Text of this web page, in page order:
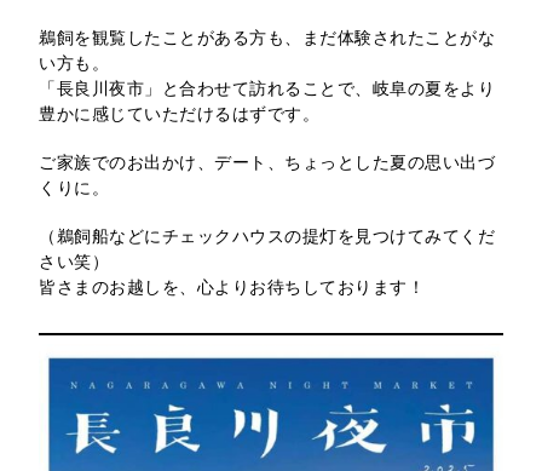
鵜飼を観覧したことがある方も、まだ体験されたことがな
い方も。
「長良川夜市」と合わせて訪れることで、岐阜の夏をより
豊かに感じていただけるはずです。
ご家族でのお出かけ、デート、ちょっとした夏の思い出づ
くりに。
（鵜飼船などにチェックハウスの提灯を見つけてみてくだ
さい笑）
皆さまのお越しを、心よりお待ちしております！